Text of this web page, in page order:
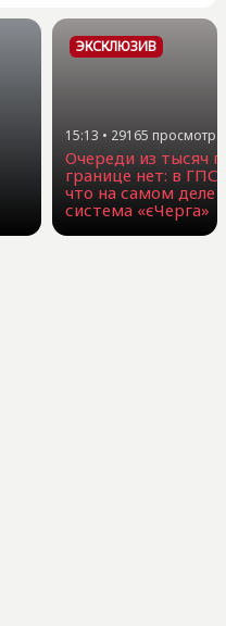
ЭКСКЛЮЗИВ
15:13 • 29165 просмотра
Очереди из тысяч
границе нет: в
что на самом деле
система «єЧерга»